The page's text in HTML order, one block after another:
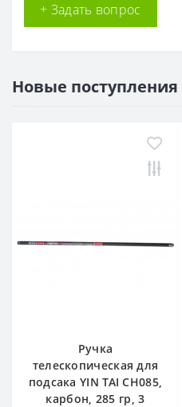
+ Задать вопрос
Новые поступления
Ручка
телескопическая для
подсака YIN TAI CH085,
карбон, 285 гр, 3